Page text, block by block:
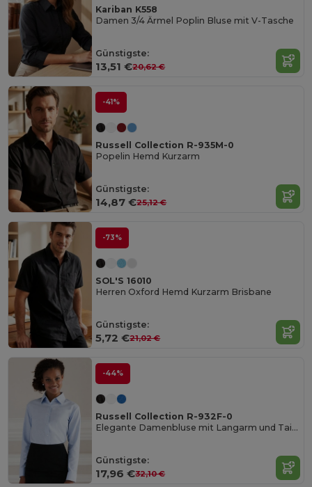
Kariban K558
Damen 3/4 Ärmel Poplin Bluse mit V-Tasche
Günstigste:
13,51 €20,62 €
-41%
Russell Collection R-935M-0
Popelin Hemd Kurzarm
Günstigste:
14,87 €25,12 €
-73%
SOL'S 16010
Herren Oxford Hemd Kurzarm Brisbane
Günstigste:
5,72 €21,02 €
-44%
Russell Collection R-932F-0
Elegante Damenbluse mit Langarm und Taillierung
Günstigste:
17,96 €32,10 €